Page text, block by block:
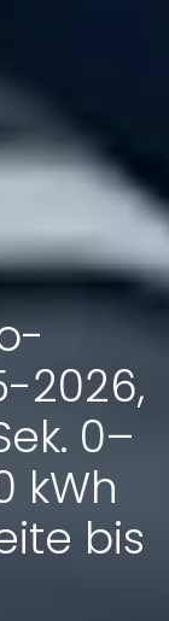
2026,
0–
kWh
bis